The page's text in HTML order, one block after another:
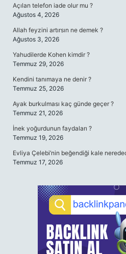
Açılan telefon iade olur mu ?
Ağustos 4, 2026
Allah feyzini artırsın ne demek ?
Ağustos 3, 2026
Yahudilerde Kohen kimdir ?
Temmuz 29, 2026
Kendini tanımaya ne denir ?
Temmuz 25, 2026
Ayak burkulması kaç günde geçer ?
Temmuz 21, 2026
İnek yoğurdunun faydaları ?
Temmuz 19, 2026
Evliya Çelebi’nin beğendiği kale
Temmuz 17, 2026